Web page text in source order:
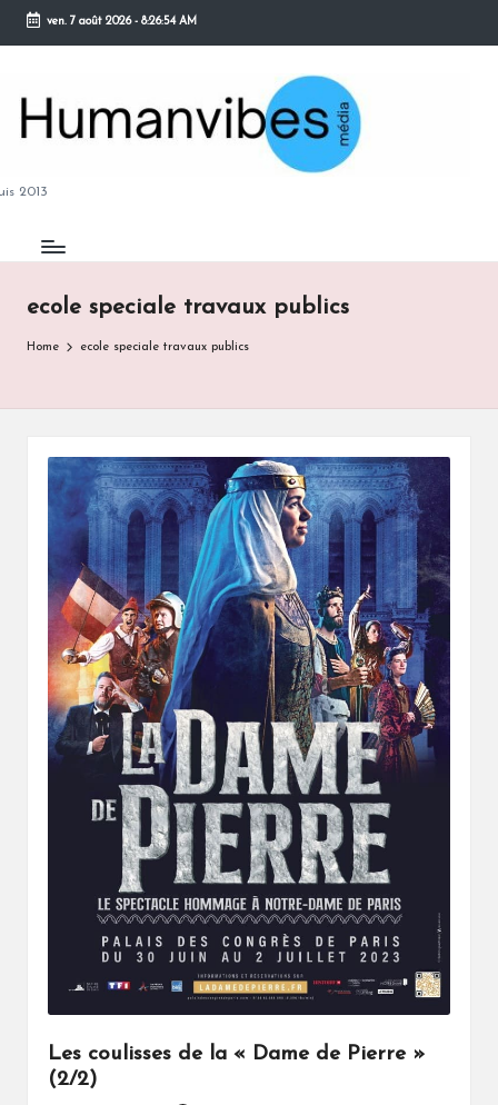
Skip
content
ven. 7 août 2026- 8:26:55 AM
2013
ecole speciale travaux publics
Home ecole speciale travaux publics
Les coulisses de la « Dame de Pierre »
(2/2)